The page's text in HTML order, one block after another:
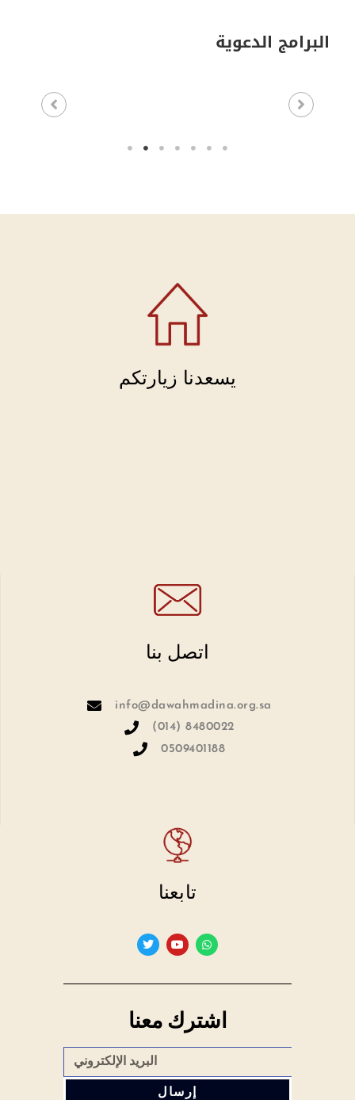
البرامج الدعوية
يسعدنا زيارتكم
اتصل بنا
info@dawahmadina.org.sa
(014) 8480022
0509401188
تابعنا
اشترك معنا
إرسال